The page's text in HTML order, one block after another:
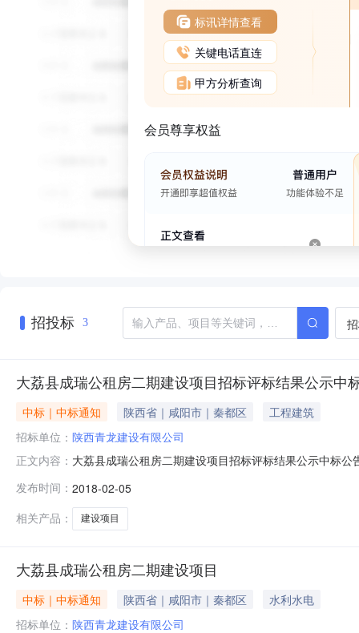
标讯详情查看
关键电话直连
甲方分析查询
会员尊享权益
招投标 3
大荔县成瑞公租房二期建设项目招标评标结果公示中
中标｜中标通知 陕西省｜咸阳市｜秦都区
工程建筑
招标单位： 陕西青龙建设有限公司
正文内容： 大荔县成瑞公租房二期建设项目招标评标结果公示中标
关单位对此结果如有异议，请于2018年2月7日18时前向
59.96
发布时间： 2018-02-05
相关产品：
建设项目
大荔县成瑞公租房二期建设项目
中标｜中标通知 陕西省｜咸阳市｜秦都区
水利水电
招标单位： 陕西青龙建设有限公司